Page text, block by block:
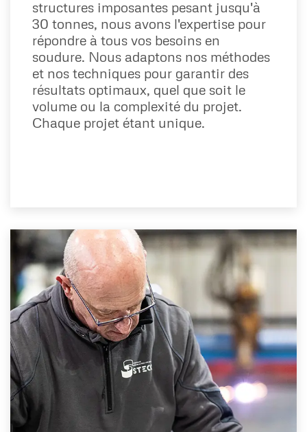
structures imposantes pesant jusqu'à
30 tonnes, nous avons l'expertise pour
répondre à tous vos besoins en
soudure. Nous adaptons nos méthodes
et nos techniques pour garantir des
résultats optimaux, quel que soit le
volume ou la complexité du projet.
Chaque projet étant unique.